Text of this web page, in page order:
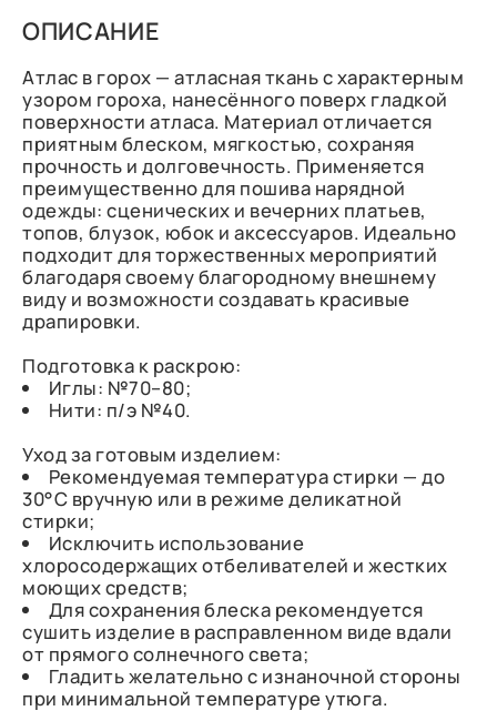
ОПИСАНИЕ
Атлас в горох — атласная ткань с характерным
узором гороха, нанесённого поверх гладкой
поверхности атласа. Материал отличается
приятным блеском, мягкостью, сохраняя
прочность и долговечность. Применяется
преимущественно для пошива нарядной
одежды: сценических и вечерних платьев,
топов, блузок, юбок и аксессуаров. Идеально
подходит для торжественных мероприятий
благодаря своему благородному внешнему
виду и возможности создавать красивые
драпировки.
Подготовка к раскрою:
Иглы: №70–80;
Нити: п/э №40.
Уход за готовым изделием:
Рекомендуемая температура стирки — до
30°C вручную или в режиме деликатной
стирки;
Исключить использование
хлоросодержащих отбеливателей и жестких
моющих средств;
Для сохранения блеска рекомендуется
сушить изделие в расправленном виде вдали
от прямого солнечного света;
Гладить желательно с изнаночной стороны
при минимальной температуре утюга.